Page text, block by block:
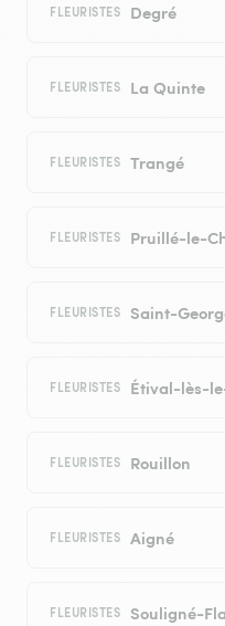
FLEURISTES Degré
FLEURISTES La Quinte
FLEURISTES Trangé
FLEURISTES Pruillé-le-
FLEURISTES Saint-
FLEURISTES Étival-lès-
FLEURISTES Rouillon
FLEURISTES Aigné
FLEURISTES Souligné-